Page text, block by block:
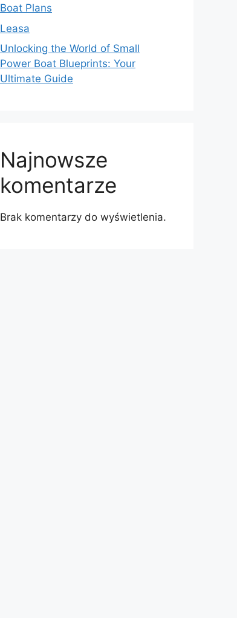
Boat Plans
Leasa
Unlocking the World of Small
Power Boat Blueprints: Your
Ultimate Guide
Najnowsze
komentarze
Brak komentarzy do wyświetlenia.